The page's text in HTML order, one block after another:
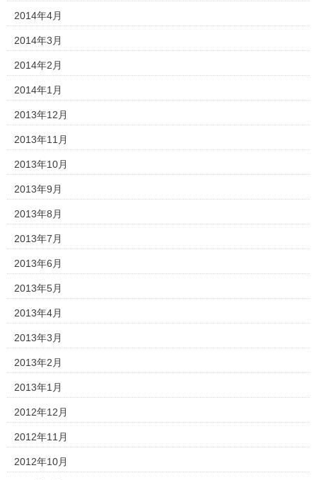
2014年4月
2014年3月
2014年2月
2014年1月
2013年12月
2013年11月
2013年10月
2013年9月
2013年8月
2013年7月
2013年6月
2013年5月
2013年4月
2013年3月
2013年2月
2013年1月
2012年12月
2012年11月
2012年10月